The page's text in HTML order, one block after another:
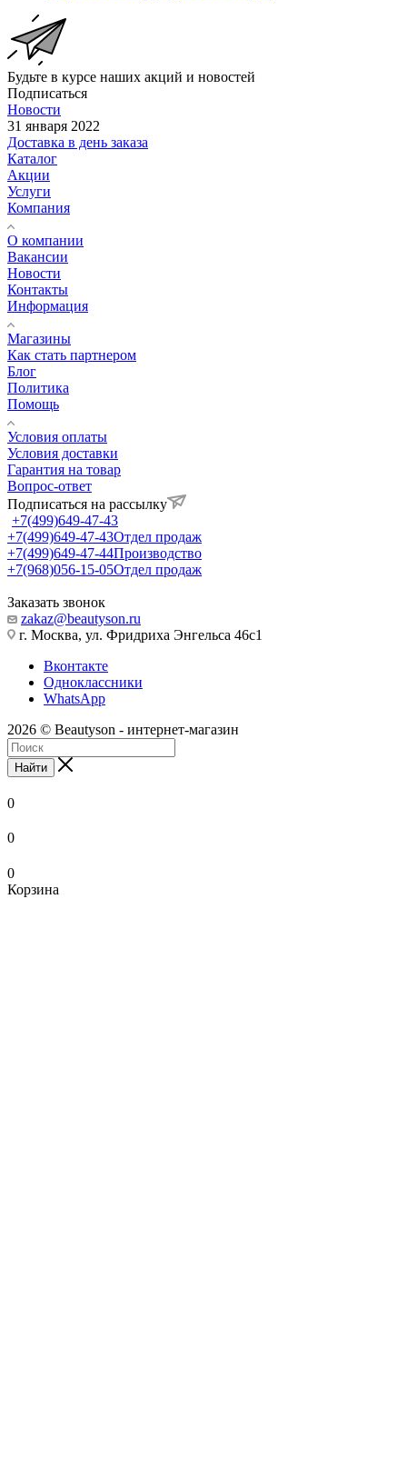
Будьте в курсе наших акций и новостей
Подписаться
Новости
31 января 2022
Доставка в день заказа
Каталог
Акции
Услуги
Компания
О компании
Вакансии
Новости
Контакты
Информация
Магазины
Как стать партнером
Блог
Политика
Помощь
Условия оплаты
Условия доставки
Гарантия на товар
Вопрос-ответ
Подписаться на рассылку
+7(499)649-47-43
+7(499)649-47-43Отдел продаж
+7(499)649-47-44Производство
+7(968)056-15-05Отдел продаж
Заказать звонок
zakaz@beautyson.ru
г. Москва, ул. Фридриха Энгельса 46с1
Вконтакте
Одноклассники
WhatsApp
2026 © Beautyson - интернет-магазин
Найти
0
0
0
Корзина